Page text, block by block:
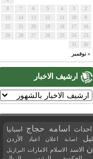
« نوفمبر
ارشيف الاخبار
اسامه حجاج اسبانيا
اصابة اعلان اعياد الأردن
الاسد الاسلام الامارات البرازيل